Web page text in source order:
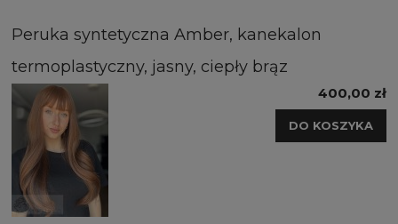
Peruka syntetyczna Amber, kanekalon
termoplastyczny, jasny, ciepły brąz
400,00 zł
DO KOSZYKA